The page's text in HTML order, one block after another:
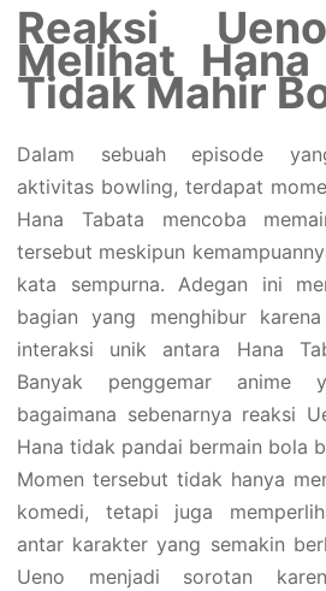
Reaksi
Melihat Hana
Tidak Mahir
Dalam sebuah episode
aktivitas bowling, terdapat
Hana Tabata mencoba
tersebut meskipun
kata sempurna. Adegan ini
bagian yang menghibur karena
interaksi unik antara Hana
Banyak penggemar anime
bagaimana sebenarnya reaksi
Hana tidak pandai bermain bola
Momen tersebut tidak hanya
komedi, tetapi juga
antar karakter yang semakin
Ueno menjadi sorotan